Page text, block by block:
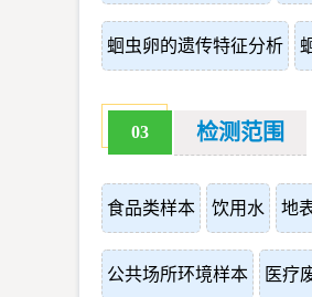
蛔虫卵的遗传特征分析
03 检测范围
食品类样本 饮用水 地
公共场所环境样本 医疗